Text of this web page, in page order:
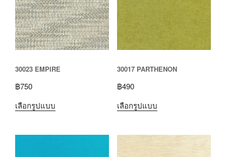
30023 EMPIRE
฿750
เลือกรูปแบบ
30017 PARTHENON
฿490
เลือกรูปแบบ